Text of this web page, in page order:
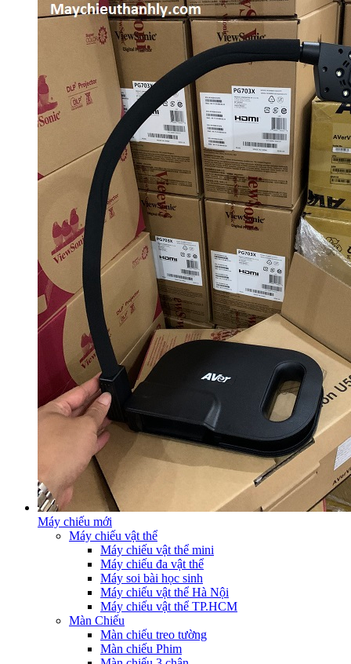
Máy chiếu mới
Máy chiếu vật thể
Máy chiếu vật thể mini
Máy chiếu đa vật thể
Máy soi bài học sinh
Máy chiếu vật thể Hà Nội
Máy chiếu vật thể TP.HCM
Màn Chiếu
Màn chiếu treo tường
Màn chiếu Phim